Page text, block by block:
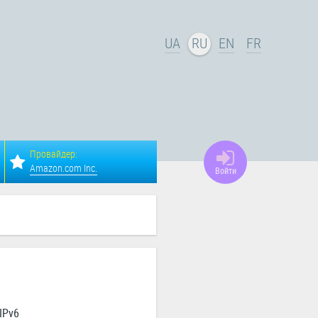
UA RU EN FR
Войти
Провайдер:
Amazon.com Inc.
IPv6